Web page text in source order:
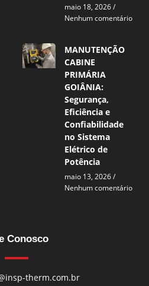
maio 18, 2026
Nenhum comentário
MANUTENÇÃO
CABINE
PRIMÁRIA
GOIÂNIA:
Segurança,
Eficiência e
Confiabilidade
no Sistema
Elétrico de
Potência
maio 13, 2026
Nenhum comentário
Conosco
therm.com.br